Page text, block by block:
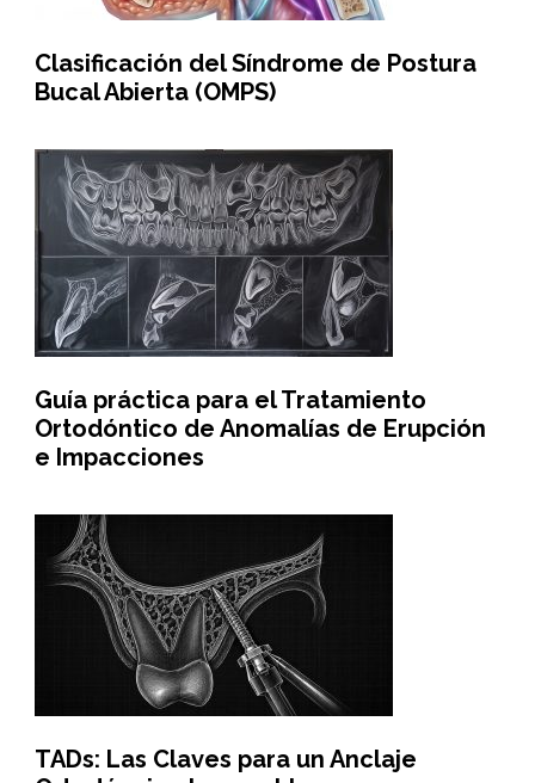
Clasificación del Síndrome de Postura
Bucal Abierta (OMPS)
Guía práctica para el Tratamiento
Ortodóntico de Anomalías de Erupción
e Impacciones
TADs: Las Claves para un Anclaje